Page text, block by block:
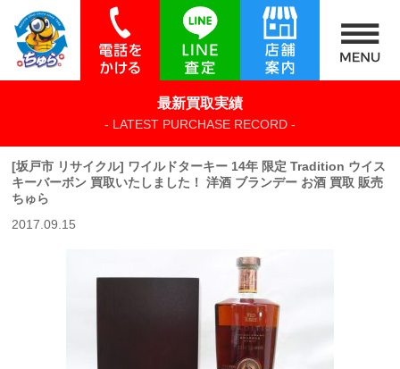
最新買取実績
- LATEST PURCHASE RECORD -
[坂戸市 リサイクル] ワイルドターキー 14年 限定 Tradition ウイス
キーバーボン 買取いたしました！ 洋酒 ブランデー お酒 買取 販売
ちゅら
2017.09.15